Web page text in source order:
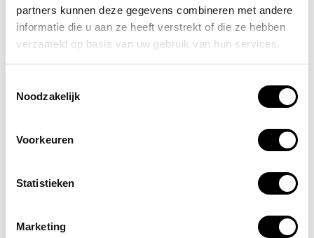
partners kunnen deze gegevens combineren met andere
informatie die u aan ze heeft verstrekt of die ze hebben
verzameld op basis van uw gebruik van hun services.
Noodzakelijk
Voorkeuren
Statistieken
Marketing
De kostenopbouw bestaat uit verschillende
onderdelen.Maandelijkse abonnementskosten
variëren per provider en pakket. Basispakketten
Uitgebreide pakketten met CRM-integratie,
meer.
Hardware-investeringen zijn vaak lager dan bij
traditionele telefonie. Je kunt je bestaande
bedrijven kiezen voor professionele IP-telefoons.